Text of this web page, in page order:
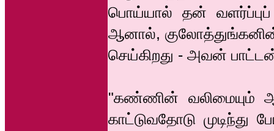
பொய்யால் தன் வளர்ப்புப்
ஆனால்,
செய்கிறது - அவன்
"கண்ணின் வலிமையும்
காட்டுவதோடு